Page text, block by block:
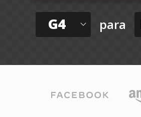
G4 para